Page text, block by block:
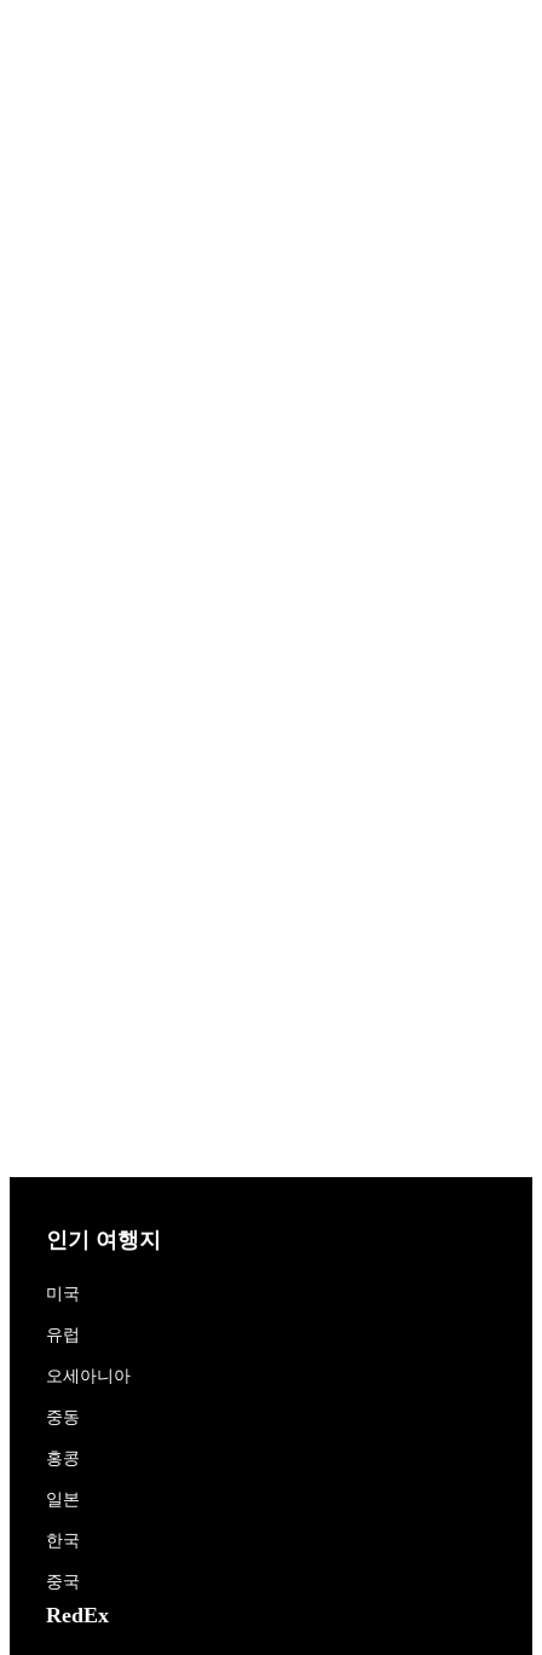
인기 여행지
미국
유럽
오세아니아
중동
홍콩
일본
한국
중국
RedEx